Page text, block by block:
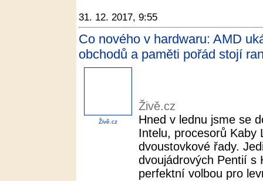
31. 12. 2017, 9:55
Co nového v hardwaru: AMD
obchodů a paměti pořád stojí
Živě.cz
Živě.cz
Hned v lednu jsme se
Intelu, procesorů Kaby
dvoustovkové řady.
dvoujádrových Pentií s
perfektní volbou pro